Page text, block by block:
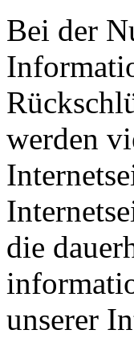
Bei der
werden
die
unserer